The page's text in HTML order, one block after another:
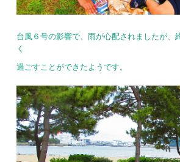
台風６号の影響で、雨が心配されましたが、
く
過ごすことができたようです。